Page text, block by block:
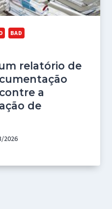
BAD
relatório de
a
de
2026